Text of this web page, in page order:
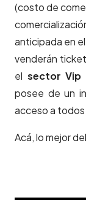
(costo de
anticipada en
venderán
el sector Vip
posee de un
acceso a
Acá, lo mejor